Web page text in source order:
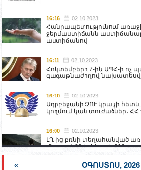
16:16 02.10.2023
Հանրապետությունում
ջերմաստիճանն
աստիճանով
16:11 02.10.2023
Հոկտեմբերի 7-ին ԱՊՀ-ի ոչ
գագաթնաժողով
16:10 02.10.2023
Ադրբեջանի ԶՈՒ կրակի
կողմում կան տուժածներ․ ՀՀ
16:00 02.10.2023
ԼՂ-ից բռնի տեղահանված
մնացած 20 երեխա և 216
նախարարության
« ՕԳՈՍՏՈՍ, 2026